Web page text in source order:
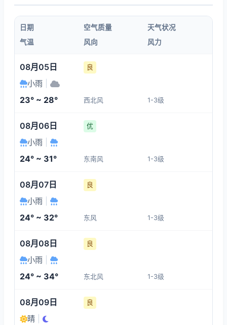
03:00
24°
1-3
04:00 06:00
13:00
30°
1-3
07:00 09:00
27°
1-3 1-3
17:00
30°
18:00
1-3
日期 空气质量
天气状况
气温
风向 风力
08月05日 良
小雨
23° ~ 28° 西北风 1-3级
08月06日 优
小雨
24° ~ 31° 东南风 1-3级
08月07日 良
小雨
24° ~ 32° 东风 1-3级
08月08日 良
小雨
24° ~ 34° 东北风 1-3级
08月09日 良
晴